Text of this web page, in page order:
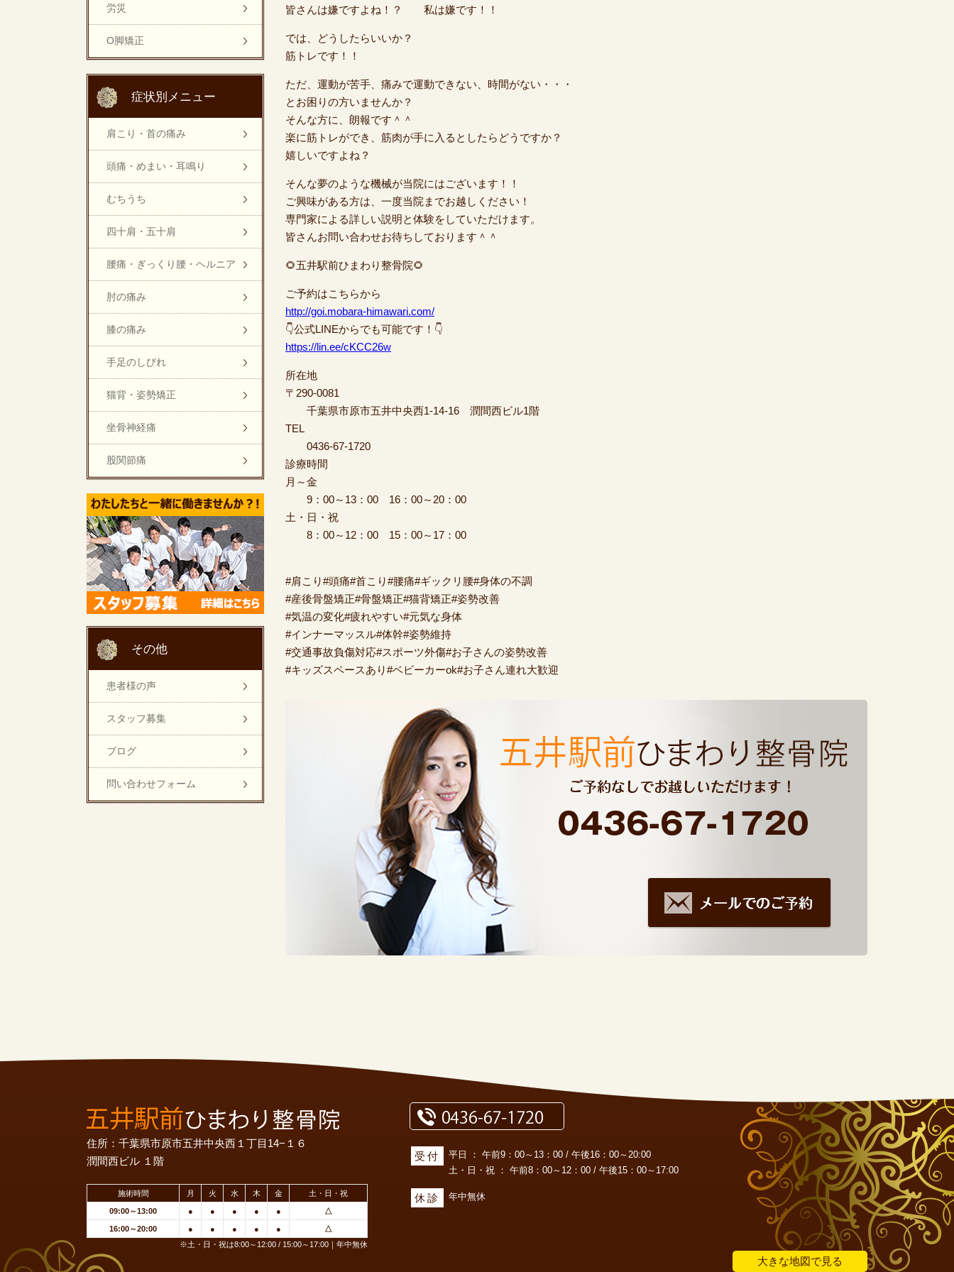
皆さんは嫌ですよね！？ 私は嫌です！！
では、どうしたらいいか？
筋トレです！！
ただ、運動が苦手、痛みで運動できない、時間がない・・・
とお困りの方いませんか？
そんな方に、朗報です＾＾
楽に筋トレができ、筋肉が手に入るとしたらどうですか？
嬉しいですよね？
そんな夢のような機械が当院にはございます！！
ご興味がある方は、一度当院までお越しください！
専門家による詳しい説明と体験をしていただけます。
皆さんお問い合わせお待ちしております＾＾
🌻五井駅前ひまわり整骨院🌻
ご予約はこちらから
http://goi.mobara-himawari.com/
👇公式LINEからでも可能です！👇
https://lin.ee/cKCC26w
所在地
〒290-0081
千葉県市原市五井中央西1-14-16 潤間西ビル1階
TEL
0436-67-1720
診療時間
月～金
9：00～13：00 16：00～20：00
土・日・祝
8：00～12：00 15：00～17：00
#肩こり#頭痛#首こり#腰痛#ギックリ腰#身体の不調
#産後骨盤矯正#骨盤矯正#猫背矯正#姿勢改善
#気温の変化#疲れやすい#元気な身体
#インナーマッスル#体幹#姿勢維持
#交通事故負傷対応#スポーツ外傷#お子さんの姿勢改善
#キッズスペースあり#ベビーカーok#お子さん連れ大歓迎
労災
O脚矯正
症状別メニュー
肩こり・首の痛み
頭痛・めまい・耳鳴り
むちうち
四十肩・五十肩
腰痛・ぎっくり腰・ヘルニア
肘の痛み
膝の痛み
手足のしびれ
猫背・姿勢矯正
坐骨神経痛
股関節痛
その他
患者様の声
スタッフ募集
ブログ
問い合わせフォーム
住所：千葉県市原市五井中央西１丁目14−１６
潤間西ビル １階
施術時間 月 火 水 木 金 土・日・祝
09:00～13:00 ● ● ● ● ● △
16:00～20:00 ● ● ● ● ●
△
※土・日・祝は8:00～12:00 / 15:00～17:00｜年中無休
受付
平日 ： 午前9：00～13：00 / 午後16：00～20:00
土・日・祝 ： 午前8：00～12：00 / 午後15：00～17:00
休診 年中無休
大きな地図で見る